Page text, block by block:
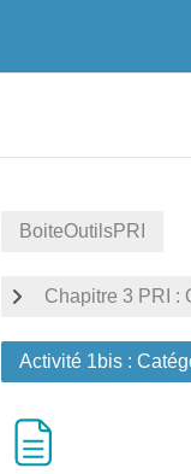
BoiteOutilsPRI
Chapitre 3 PRI :
Activité 1bis :